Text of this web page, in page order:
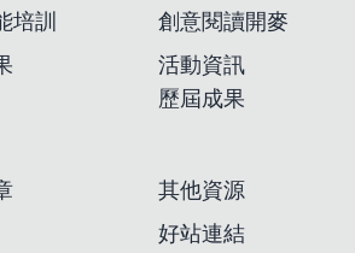
培訓
創意閱讀開麥
活動資訊
歷屆成果
其他資源
好站連結